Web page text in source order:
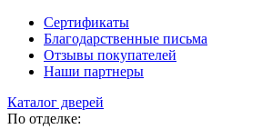
Сертификаты
Благодарственные письма
Отзывы покупателей
Наши партнеры
Каталог дверей
По отделке: